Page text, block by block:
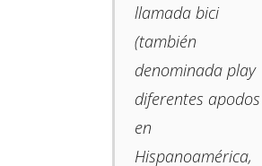
llamada bici​
(también
denominada play
diferentes apodos
en
Hispanoamérica,